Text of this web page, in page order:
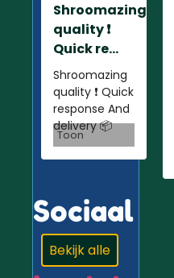
Shroomazing
quality ❗️
Quick re...
Shroomazing
quality ❗️ Quick
response And
delivery 📦
Toon
Sociaal
Bekijk alle